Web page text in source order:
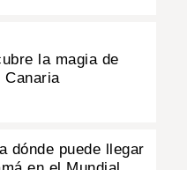
la magia de
Canaria
dónde puede llegar